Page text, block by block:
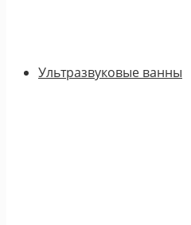
Ультразвуковые ванны